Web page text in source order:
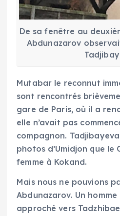
De sa fenêtre au
Abdunazarov
Mutabar le reconnut
sont rencontrés
gare de Paris, où il a
elle n’avait pas
compagnon.
photos d’Umidjon que le
femme à Kokand.
Mais nous ne pouvions
Abdunazarov. Un homme
approché vers